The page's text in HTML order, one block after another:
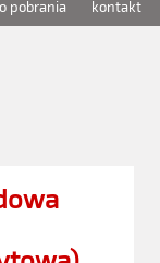
pobrania kontakt